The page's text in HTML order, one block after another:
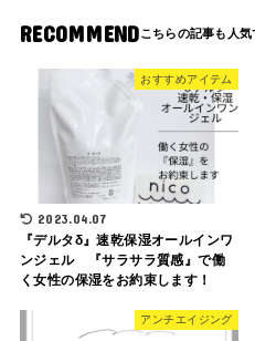
RECOMMEND
おすすめアイテム
2023.04.07
『デルタδ』速乾保湿オールインワ
ンジェル 『サラサラ質感』で働
く女性の保湿をお約束します！
アンチエイジング